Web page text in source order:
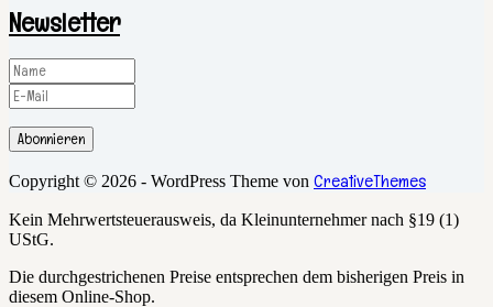
Newsletter
Abonnieren
Copyright © 2026 - WordPress Theme von CreativeThemes
Kein Mehrwertsteuerausweis, da Kleinunternehmer nach §19 (1)
UStG.
Die durchgestrichenen Preise entsprechen dem bisherigen Preis in
diesem Online-Shop.